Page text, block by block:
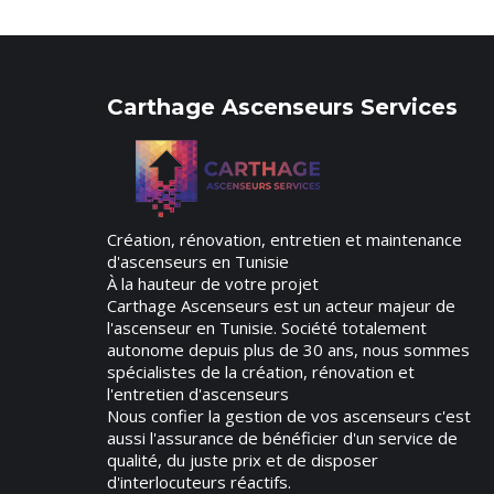
Carthage Ascenseurs Services
Création, rénovation, entretien et maintenance
d'ascenseurs en Tunisie
À la hauteur de votre projet
Carthage Ascenseurs est un acteur majeur de
l'ascenseur en Tunisie. Société totalement
autonome depuis plus de 30 ans, nous sommes
spécialistes de la création, rénovation et
l'entretien d'ascenseurs
Nous confier la gestion de vos ascenseurs c'est
aussi l'assurance de bénéficier d'un service de
qualité, du juste prix et de disposer
d'interlocuteurs réactifs.